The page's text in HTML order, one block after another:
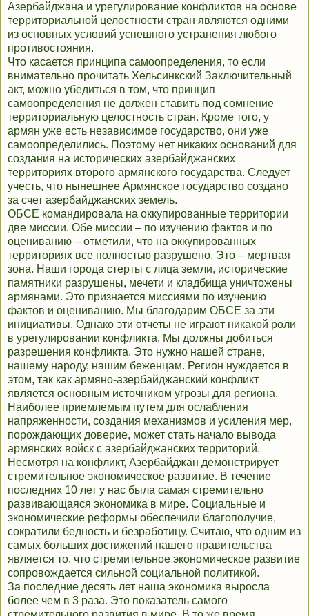
Азербайджана и урегулирование конфликтов на основе
территориальной целостности стран являются одними
из основных условий успешного устранения любого
противостояния.
Что касается принципа самоопределения, то если
внимательно прочитать Хельсинкский Заключительный
акт, можно убедиться в том, что принцип
самоопределения не должен ставить под сомнение
территориальную целостность стран. Кроме того, у
армян уже есть независимое государство, они уже
самоопределились. Поэтому нет никаких оснований для
создания на исторических азербайджанских
территориях второго армянского государства. Следует
учесть, что нынешнее Армянское государство создано
за счет азербайджанских земель.
ОБСЕ командировала на оккупированные территории
две миссии. Обе миссии – по изучению фактов и по
оцениванию – отметили, что на оккупированных
территориях все полностью разрушено. Это – мертвая
зона. Наши города стерты с лица земли, исторические
памятники разрушены, мечети и кладбища уничтожены
армянами. Это признается миссиями по изучению
фактов и оцениванию. Мы благодарим ОБСЕ за эти
инициативы. Однако эти отчеты не играют никакой роли
в урегулировании конфликта. Мы должны добиться
разрешения конфликта. Это нужно нашей стране,
нашему народу, нашим беженцам. Регион нуждается в
этом, так как армяно-азербайджанский конфликт
является основным источником угрозы для региона.
Наиболее приемлемым путем для ослабления
напряженности, создания механизмов и усиления мер,
порождающих доверие, может стать начало вывода
армянских войск с азербайджанских территорий.
Несмотря на конфликт, Азербайджан демонстрирует
стремительное экономическое развитие. В течение
последних 10 лет у нас была самая стремительно
развивающаяся экономика в мире. Социальные и
экономические реформы обеспечили благополучие,
сократили бедность и безработицу. Считаю, что одним из
самых больших достижений нашего правительства
является то, что стремительное экономическое развитие
сопровождается сильной социальной политикой.
За последние десять лет наша экономика выросла
более чем в 3 раза. Это показатель самого